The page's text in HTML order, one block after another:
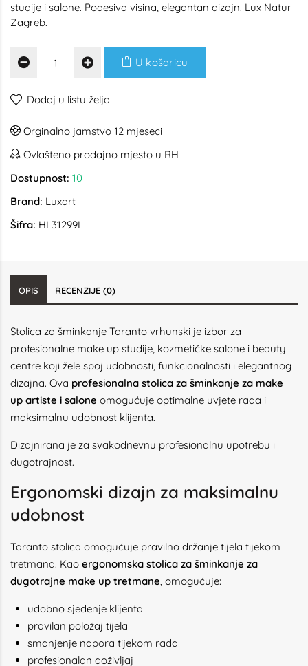
studije i salone. Podesiva visina, elegantan dizajn. Lux Natur
Zagreb.
U košaricu
Dodaj u listu želja
Orginalno jamstvo 12 mjeseci
Ovlašteno prodajno mjesto u RH
Dostupnost: 10
Brand: Luxart
Šifra: HL31299I
OPIS RECENZIJE (0)
Stolica za šminkanje Taranto vrhunski je izbor za
profesionalne make up studije, kozmetičke salone i beauty
centre koji žele spoj udobnosti, funkcionalnosti i elegantnog
dizajna. Ova profesionalna stolica za šminkanje za make
up artiste i salone omogućuje optimalne uvjete rada i
maksimalnu udobnost klijenta.
Dizajnirana je za svakodnevnu profesionalnu upotrebu i
dugotrajnost.
Ergonomski dizajn za maksimalnu
udobnost
Taranto stolica omogućuje pravilno držanje tijela tijekom
tretmana. Kao ergonomska stolica za šminkanje za
dugotrajne make up tretmane, omogućuje:
udobno sjedenje klijenta
pravilan položaj tijela
smanjenje napora tijekom rada
profesionalan doživljaj